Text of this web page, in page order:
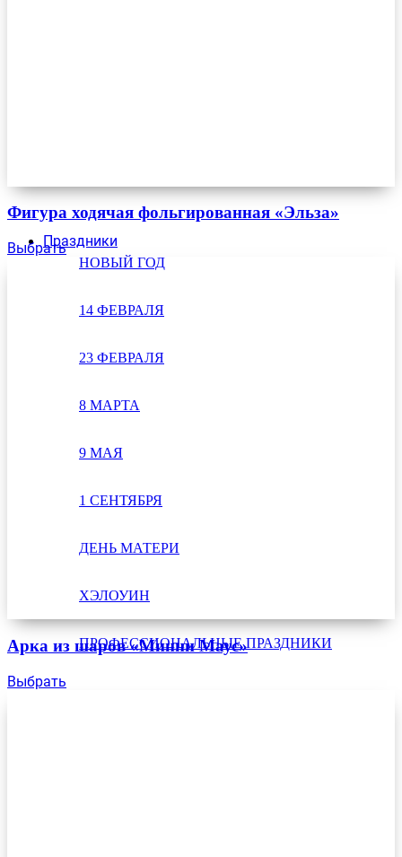
Праздники
НОВЫЙ ГОД
14 ФЕВРАЛЯ
23 ФЕВРАЛЯ
8 МАРТА
9 МАЯ
1 СЕНТЯБРЯ
ДЕНЬ МАТЕРИ
ХЭЛОУИН
ПРОФЕССИОНАЛЬНЫЕ ПРАЗДНИКИ
Фигура ходячая фольгированная «Эльза»
Выбрать
Арка из шаров «Минни Маус»
Выбрать